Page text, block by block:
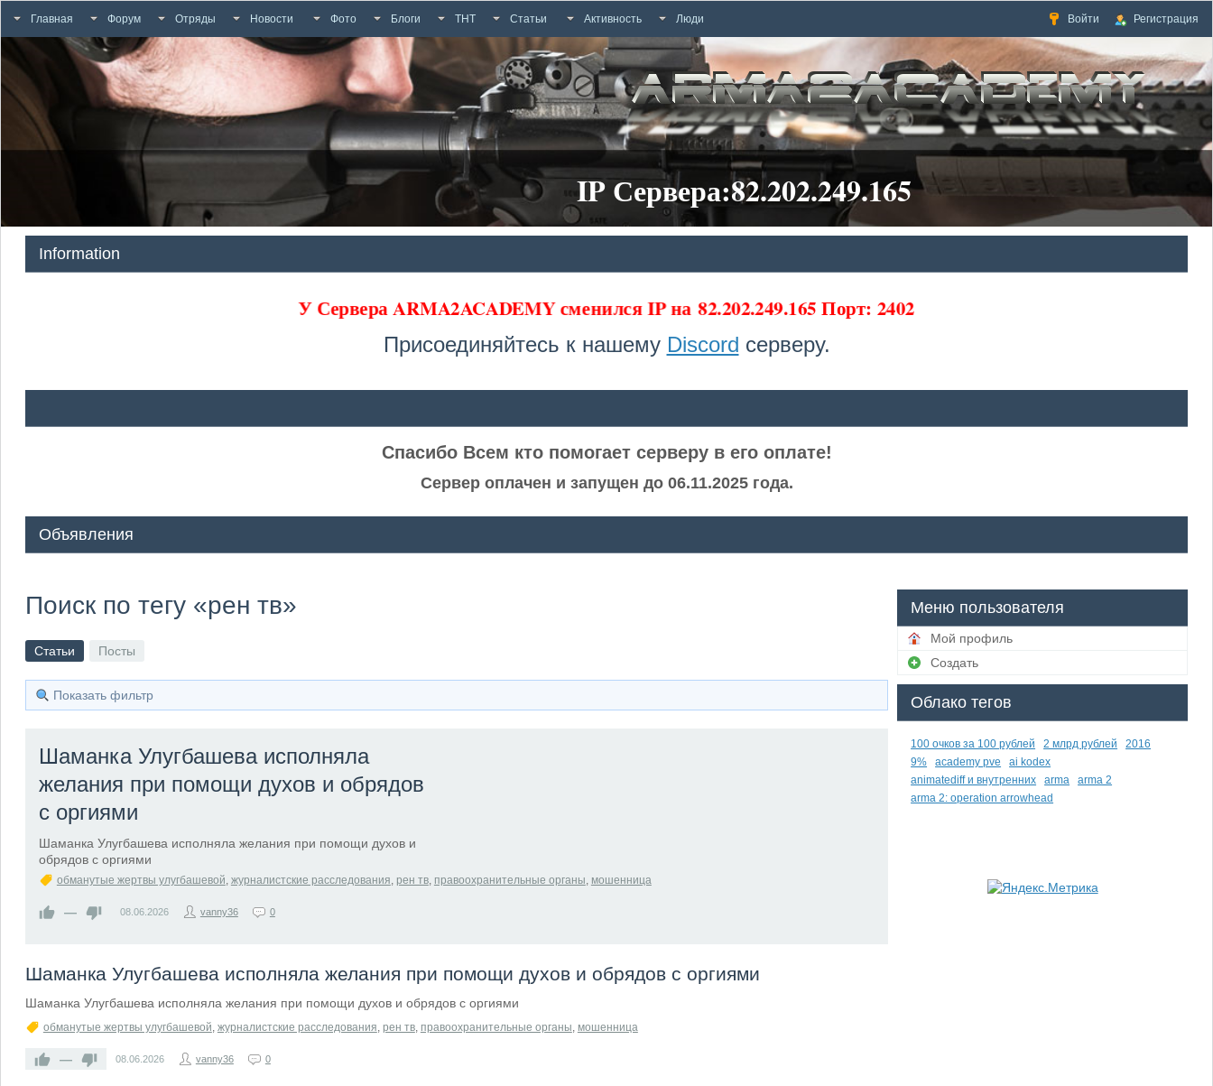
Главная Форум Отряды Новости Фото Блоги ТНТ Статьи Активность Люди Войти Регистрация
IP Сервера:82.202.249.165
Information
У Сервера ARMA2ACADEMY сменился IP на82.202.249.165 Порт: 2402
Присоединяйтесь к нашему Discord серверу.
Спасибо Всем кто помогает серверу в его оплате!
Сервер оплачен и запущен до 06.11.2025 года.
Объявления
Поиск по тегу «рен тв»
Статьи Посты
Показать фильтр
Шаманка Улугбашева исполняла
желания при помощи духов и обрядов
с оргиями
Шаманка Улугбашева исполняла желания при помощи духов и
обрядов с оргиями
обманутые жертвы улугбашевой, журналистские расследования, рен тв, правоохранительные органы, мошенница
— 08.06.2026 vanny36 0
Шаманка Улугбашева исполняла желания при помощи духов и обрядов с оргиями
Шаманка Улугбашева исполняла желания при помощи духов и обрядов с оргиями
обманутые жертвы улугбашевой, журналистские расследования, рен тв, правоохранительные органы, мошенница
— 08.06.2026 vanny36 0
Меню пользователя
Мой профиль
Создать
Облако тегов
100 очков за 100 рублей 2 млрд рублей
2016
9%
academy pve
ai kodex
animatediff и внутренних
arma
arma 2
arma 2: operation arrowhead